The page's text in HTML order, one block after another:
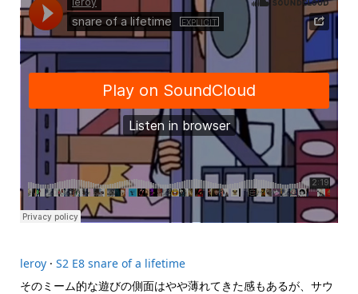
leroy· S2 E8 snare of a lifetime
そのミーム的な遊びの側面はやや薄れてきた感もあるが、サウ